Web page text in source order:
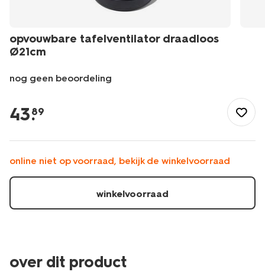
opvouwbare tafelventilator draadloos
Ø21cm
nog geen beoordeling
be/wonen/woondecoratie/ventilatoren-
2/opvouwbare-
draadloos-
21cm-
80200024.html
43.
89
online niet op voorraad, bekijk de winkelvoorraad
winkelvoorraad
over dit product